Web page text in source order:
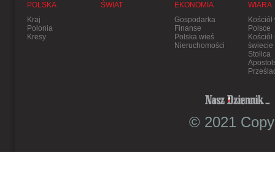
POLSKA
Kraj
Polonia
Kresy
ŚWIAT
EKONOMIA
Gospodarka
Finanse
Polska wieś
Nieruchomości
WIARA
Kościół
Polsce
Kościół
świecie
Stolica
© 2021